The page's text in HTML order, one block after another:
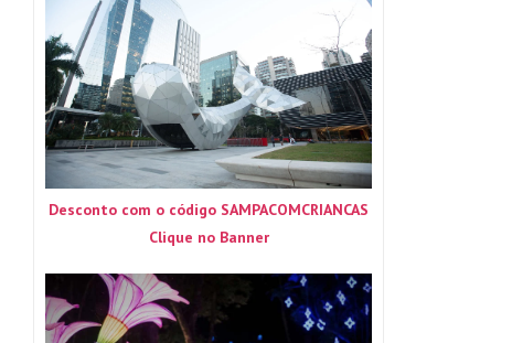
Desconto com o código SAMPACOMCRIANCAS
Clique no Banner